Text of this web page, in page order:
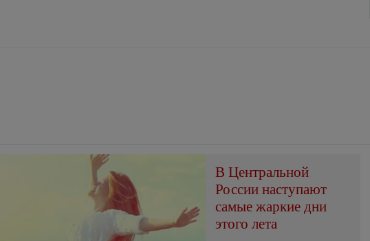
В Центральной
России наступают
самые жаркие дни
этого лета